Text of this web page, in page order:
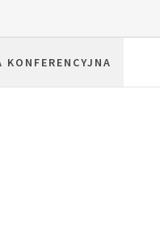
KONFERENCYJNA